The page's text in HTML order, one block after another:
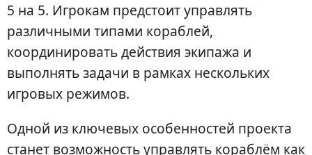
5 на 5. Игрокам предстоит управлять
различными типами кораблей,
координировать действия экипажа и
выполнять задачи в рамках нескольких
игровых режимов.
Одной из ключевых особенностей проекта
станет возможность управлять кораблём как